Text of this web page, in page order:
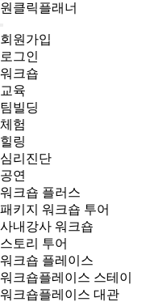
원클릭플래너
회원가입
로그인
워크숍
교육
팀빌딩
체험
힐링
심리진단
공연
워크숍 플러스
패키지 워크숍 투어
사내강사 워크숍
스토리 투어
워크숍 플레이스
워크숍플레이스 스테이
워크숍플레이스 대관